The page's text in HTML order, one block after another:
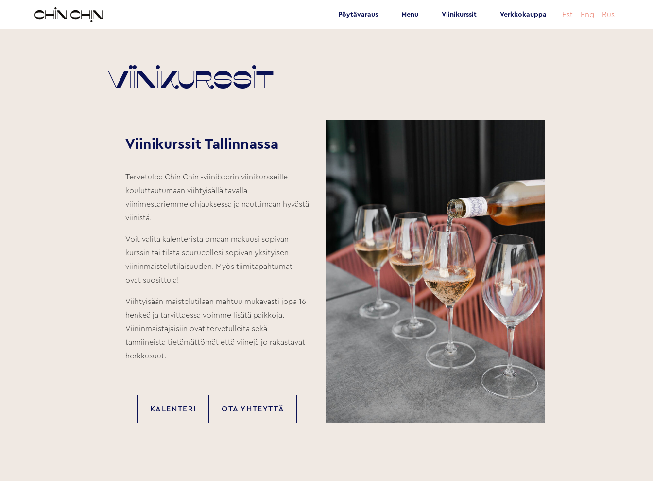
Pöytävaraus Menu Viinikurssit Verkkokauppa Est Eng Rus
Viinikurssit
Viinikurssit Tallinnassa
Tervetuloa Chin Chin -viinibaarin viinikursseille
kouluttautumaan viihtyisällä tavalla
viinimestariemme ohjauksessa ja nauttimaan hyvästä
viinistä.
Voit valita kalenterista omaan makuusi sopivan
kurssin tai tilata seurueellesi sopivan yksityisen
viininmaistelutilaisuuden. Myös tiimitapahtumat
ovat suosittuja!
Viihtyisään maistelutilaan mahtuu mukavasti jopa 16
henkeä ja tarvittaessa voimme lisätä paikkoja.
Viininmaistajaisiin ovat tervetulleita sekä
tanniineista tietämättömät että viinejä jo rakastavat
herkkusuut.
KALENTERI OTA YHTEYTTÄ